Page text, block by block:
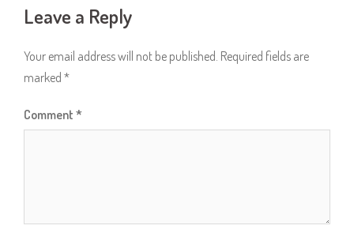
Leave a Reply
Your email address will not be published. Required fields are
marked *
Comment *